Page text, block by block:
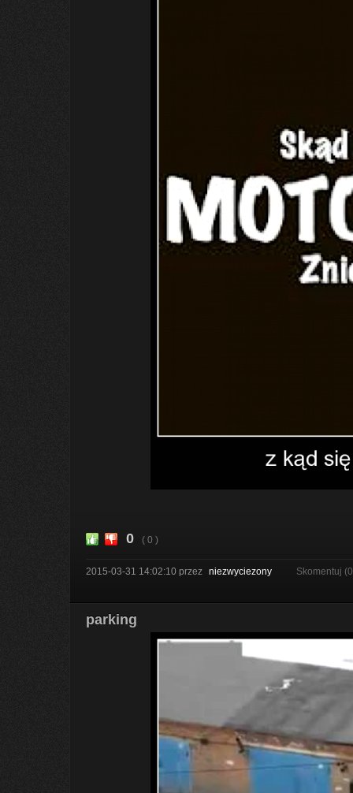
0 ( 0 )
2015-03-31 14:02:10 przez niezwyciezony Skomentuj
parking